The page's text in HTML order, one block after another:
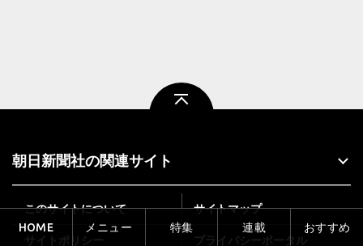
朝日新聞社の関連サイト
このサイトについて サイトマップ
サイトポリシー プライバシーポータル
HOME メニュー 特集 連載 おすすめ